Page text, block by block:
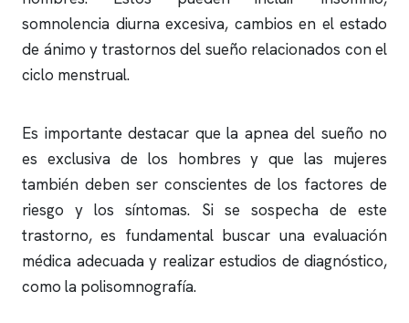
somnolencia diurna excesiva, cambios en el estado
de ánimo y trastornos del sueño relacionados con el
ciclo menstrual.
Es importante destacar que la apnea del sueño no
es exclusiva de los hombres y que las mujeres
también deben ser conscientes de los factores de
riesgo y los síntomas. Si se sospecha de este
trastorno, es fundamental buscar una evaluación
médica adecuada y realizar estudios de diagnóstico,
como la polisomnografía.